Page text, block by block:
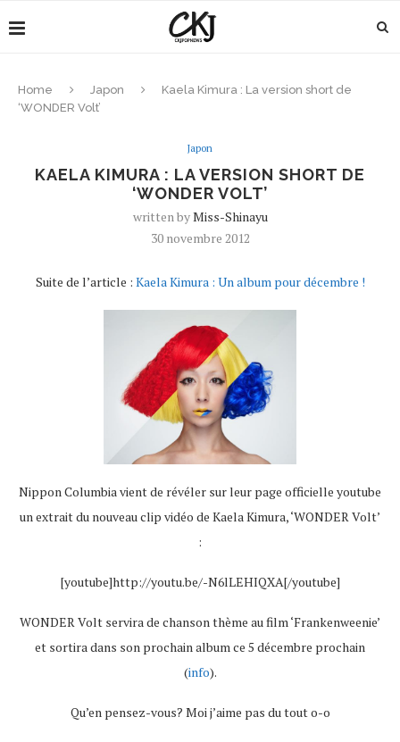
Home Japon
Kaela Kimura : La version short de
‘WONDER Volt’
Japon
KAELA KIMURA : LA VERSION SHORT DE
‘WONDER VOLT’
written byMiss-Shinayu
30 novembre 2012
Suite de l’article : Kaela Kimura : Un album pour décembre !
Nippon Columbia vient de révéler sur leur page officielle youtube
un extrait du nouveau clip vidéo de Kaela Kimura, ‘WONDER Volt’
:
[youtube]http://youtu.be/-N6lLEHIQXA[/youtube]
WONDER Volt servira de chanson thème au film ‘Frankenweenie’
et sortira dans son prochain album ce 5 décembre prochain
(info).
Qu’en pensez-vous? Moi j’aime pas du tout o-o